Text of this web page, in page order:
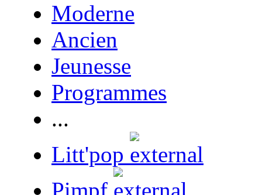
Moderne
Ancien
Jeunesse
Programmes
...
Litt'pop